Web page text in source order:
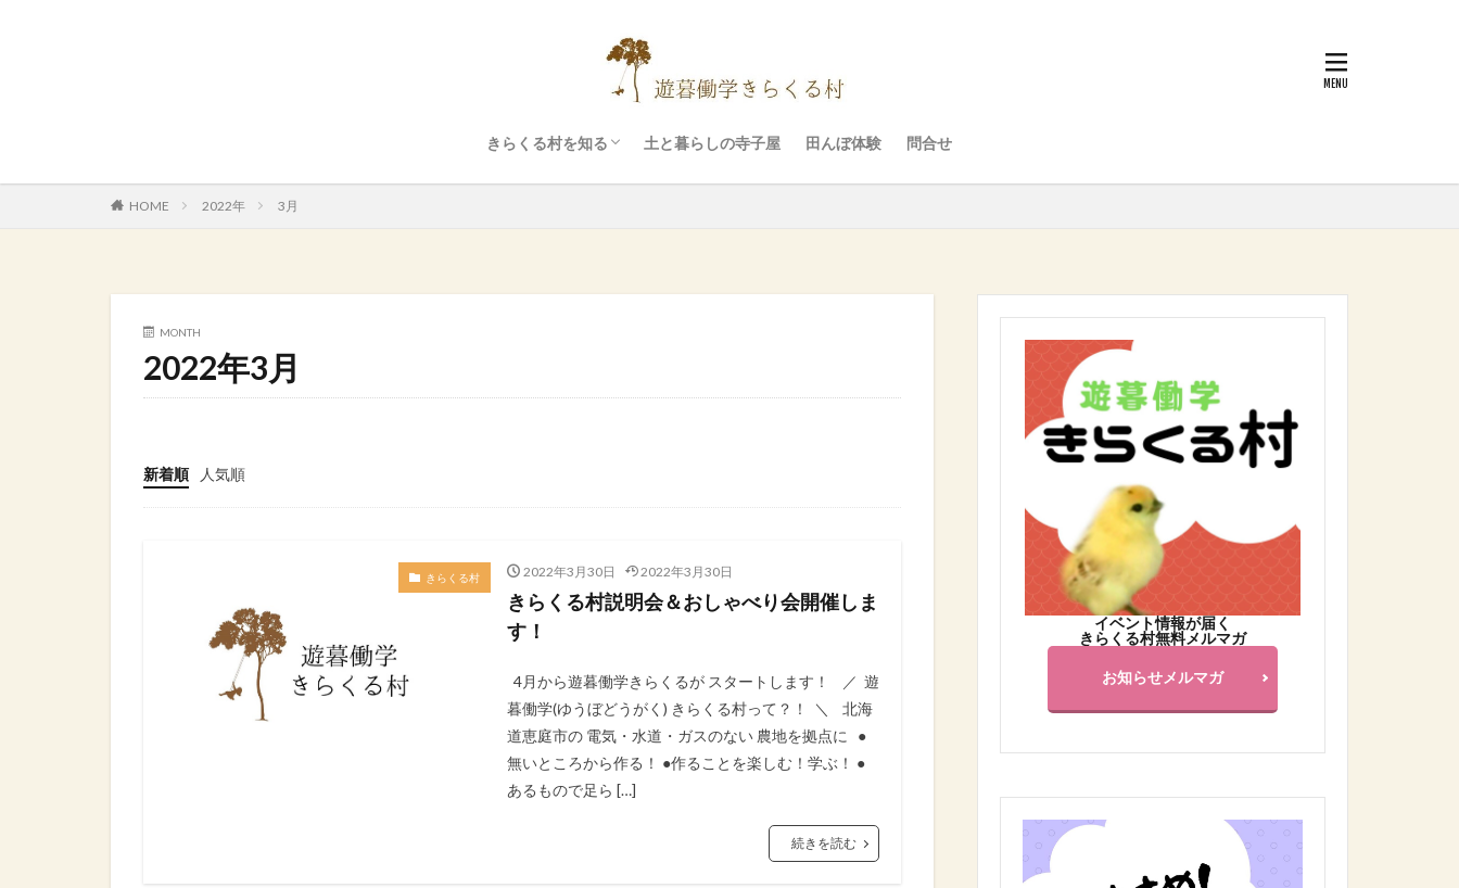
きらくる村を知る
イベント
村の設備
ぷちリトリート
料金
お願いと注意事項
土と暮らしの寺子屋 田んぼ体験 問合せ
HOME 2022年 3月
MONTH
2022年3月
新着順 人気順
きらくる村 2022年3月30日 2022年3月30日
きらくる村説明会＆おしゃべり会開催しま
す！
4月から遊暮働学きらくるが⁡ スタートします！⁡ ⁡ ⁡ ⁡ ／⁡ ⁡ 遊
暮働学(ゆうぼどうがく)⁡ きらくる村って？！⁡ ⁡ ＼⁡ ⁡ ⁡ ⁡ 北海
道恵庭市の⁡ 電気・水道・ガスのない⁡ 農地を拠点に⁡ ⁡ ⁡ ●
無いところから作る！⁡ ●作ることを楽しむ！学ぶ！⁡ ●
あるもので足ら […]
続きを読む
イベント情報が届く
きらくる村無料メルマガ
お知らせメルマガ